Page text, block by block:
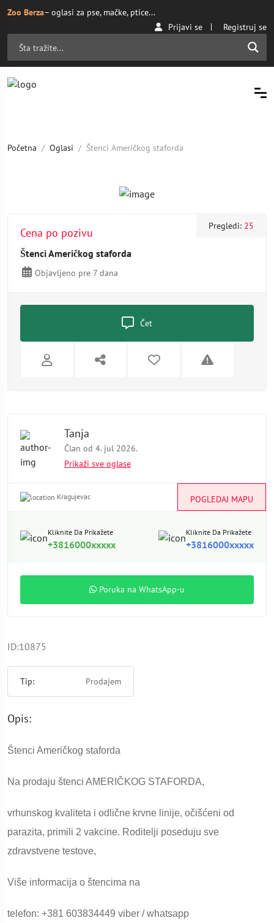
Zoo Berza– oglasi za pse, mačke, ptice...
Prijavi se
Registruj se
Početna Oglasi Štenci Američkog staforda
Pregledi: 25
Cena po pozivu
Štenci Američkog staforda
Objavljeno pre 7 dana
Čet
Tanja
Član od 4. jul 2026.
Prikaži sve oglase
POGLEDAJ MAPU
Kragujevac
Kliknite Da Prikažete
+3816000xxxxx
Kliknite Da Prikažete
+3816000xxxxx
Poruka na WhatsApp-u
ID:10875
Tip: Prodajem
Opis:
Štenci Američkog staforda
Na prodaju štenci AMERIČKOG STAFORDA,
vrhunskog kvaliteta i odlične krvne linije, očišćeni od
parazita, primili 2 vakcine. Roditelji poseduju sve
zdravstvene testove,
Više informacija o štencima na
telefon: +381 603834449 viber / whatsapp